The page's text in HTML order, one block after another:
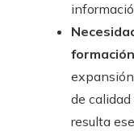
de
resulta